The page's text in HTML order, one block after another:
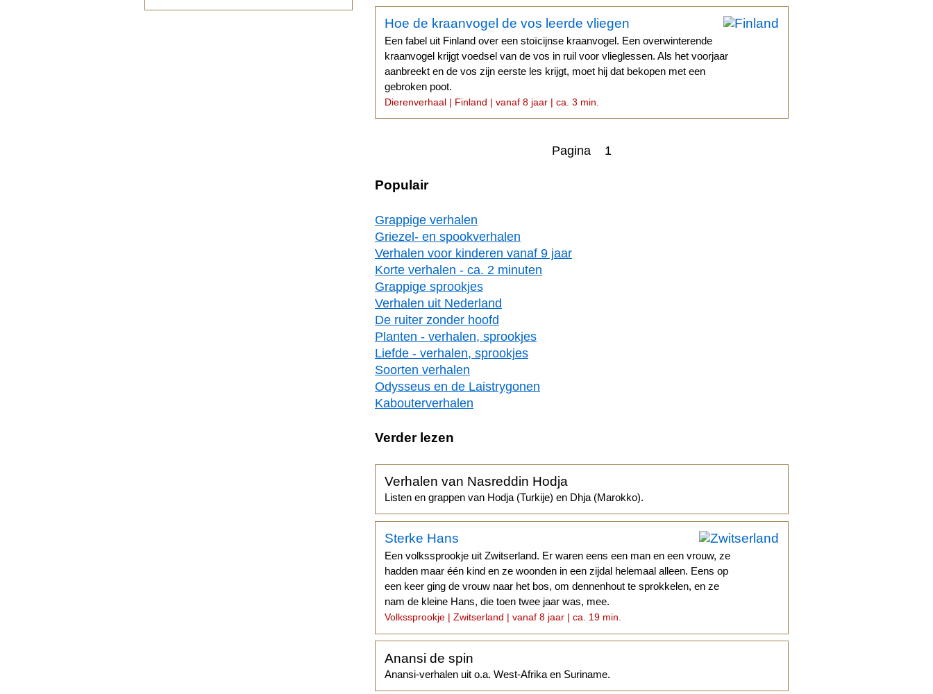
Hoe de kraanvogel de vos leerde vliegen
Een fabel uit Finland over een stoïcijnse kraanvogel. Een overwinterende
kraanvogel krijgt voedsel van de vos in ruil voor vlieglessen. Als het voorjaar
aanbreekt en de vos zijn eerste les krijgt, moet hij dat bekopen met een
gebroken poot.
Dierenverhaal | Finland | vanaf 8 jaar | ca. 3 min.
Pagina 1
Populair
Grappige verhalen
Griezel- en spookverhalen
Verhalen voor kinderen vanaf 9 jaar
Korte verhalen - ca. 2 minuten
Grappige sprookjes
Verhalen uit Nederland
De ruiter zonder hoofd
Planten - verhalen, sprookjes
Liefde - verhalen, sprookjes
Soorten verhalen
Odysseus en de Laistrygonen
Kabouterverhalen
Verder lezen
Verhalen van Nasreddin Hodja
Listen en grappen van Hodja (Turkije) en Dhja (Marokko).
Sterke Hans
Een volkssprookje uit Zwitserland. Er waren eens een man en een vrouw, ze
hadden maar één kind en ze woonden in een zijdal helemaal alleen. Eens op
een keer ging de vrouw naar het bos, om dennenhout te sprokkelen, en ze
nam de kleine Hans, die toen twee jaar was, mee.
Volkssprookje | Zwitserland | vanaf 8 jaar | ca. 19 min.
Anansi de spin
Anansi-verhalen uit o.a. West-Afrika en Suriname.